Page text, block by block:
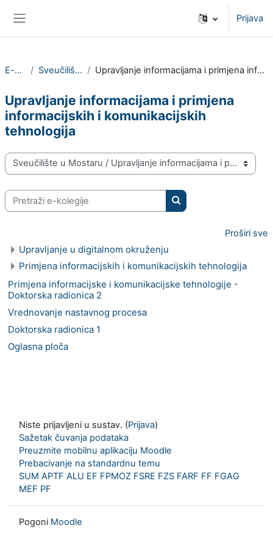
Prijava
E-kolegiji Sveučilište u Mostaru Upravljanje informacijama i primjena informacijskih i komunikacijskih tehnologija
Upravljanje informacijama i primjena
informacijskih i komunikacijskih
tehnologija
Popis e-kolegija
Pretraži e-kolegije
Pretraži e-kolegije
Proširi sve
Upravljanje u digitalnom okruženju
Primjena informacijskih i komunikacijskih tehnologija
Primjena informacijske i komunikacijske tehnologije -
Doktorska radionica 2
Vrednovanje nastavnog procesa
Doktorska radionica 1
Oglasna ploča
Niste prijavljeni u sustav. (Prijava)
Sažetak čuvanja podataka
Preuzmite mobilnu aplikaciju Moodle
Prebacivanje na standardnu temu
SUM APTF ALU EF FPMOZ FSRE FZS FARF FF FGAG
MEF PF
Pogoni Moodle